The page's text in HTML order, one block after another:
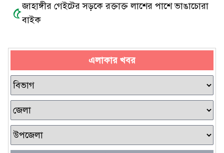
৫জাহাঙ্গীর গেইটের সড়কে রক্তাক্ত লাশের পাশে ভাঙাচোরা
বাইক
এলাকার খবর